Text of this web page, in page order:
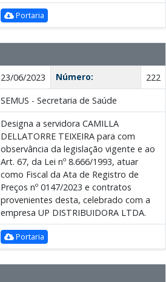
Portaria
23/06/2023 Número:
222
SEMUS - Secretaria de Saúde
Designa a servidora CAMILLA
DELLATORRE TEIXEIRA para com
observância da legislação vigente e ao
Art. 67, da Lei nº 8.666/1993, atuar
como Fiscal da Ata de Registro de
Preços nº 0147/2023 e contratos
provenientes desta, celebrado com a
empresa UP DISTRIBUIDORA LTDA.
Portaria